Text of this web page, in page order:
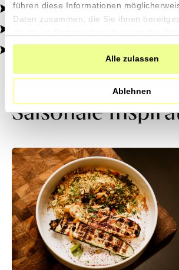
führen diese Informationen
Daten zusammen, die Sie ihnen
haben.
Alle zulassen
Ablehnen
Natürliche Zutaten, echter
Von kleinen Höfen, direkt zu dir.
100% transparent, 0%
Saisonale